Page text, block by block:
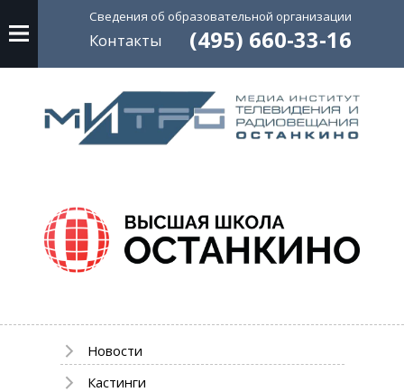
Сведения об образовательной организации
Контакты (495) 660-33-16
Новости
Кастинги